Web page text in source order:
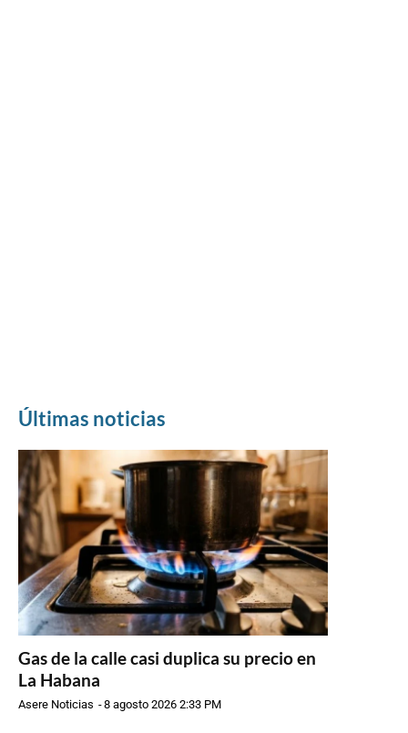
Últimas noticias
Gas de la calle casi duplica su precio en
La Habana
Asere Noticias -8 agosto 2026 2:33 PM